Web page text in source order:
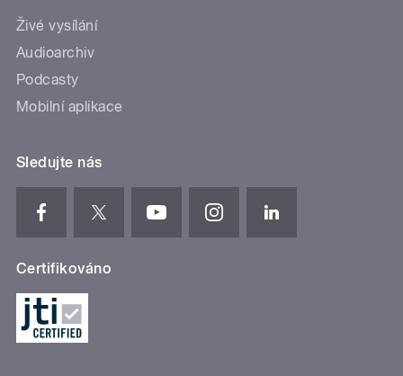
Živé vysílání
Audioarchiv
Podcasty
Mobilní aplikace
Sledujte nás
Certifikováno